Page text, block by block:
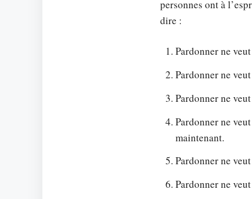
personnes ont à
dire :
Pardonner ne
Pardonner ne
Pardonner ne
Pardonner ne
maintenant.
Pardonner ne
Pardonner ne